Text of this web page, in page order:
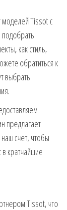
моделей Tissot с
как стиль,
обратиться к
выбрать
предлагает
счет, чтобы
кратчайшие
Tissot, что